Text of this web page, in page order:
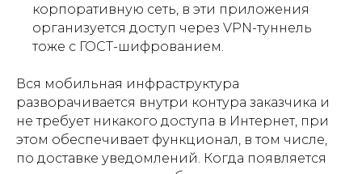
корпоративную сеть, в эти приложения
организуется доступ через VPN-туннель
тоже с ГОСТ-шифрованием.
Вся мобильная инфраструктура
разворачивается внутри контура заказчика и
не требует никакого доступа в Интернет, при
этом обеспечивает функционал, в том числе,
по доставке уведомлений. Когда появляется